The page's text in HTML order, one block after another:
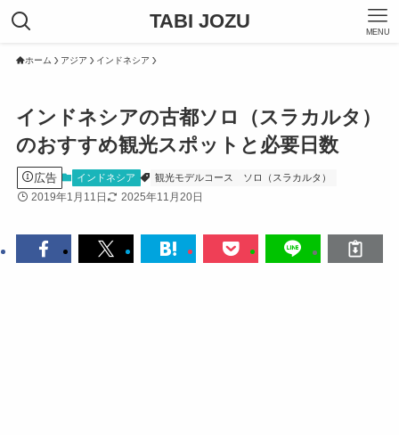
TABI JOZU MENU
ホーム アジア インドネシア
インドネシアの古都ソロ（スラカルタ）
のおすすめ観光スポットと必要日数
広告 インドネシア 観光モデルコース ソロ（スラカルタ）
2019年1月11日 2025年11月20日